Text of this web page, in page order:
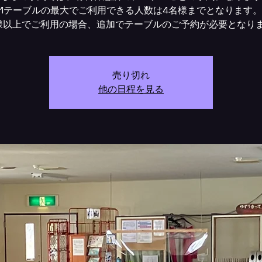
1テーブルの最大でご利用できる人数は4名様までとなります。
上でご利用の場合、追加でテーブルのご予約が必要となり
売り切れ
他の日程を見る